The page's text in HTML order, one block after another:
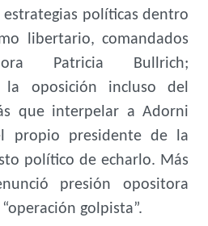
políticas dentro
libertario, comandados
Patricia Bullrich;
la oposición incluso del
que interpelar a Adorni
propio presidente de la
político de echarlo. Más
presión opositora
golpista”.